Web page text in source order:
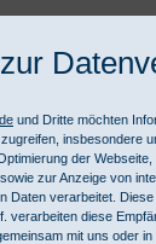
Lichtfeld in
Dioptrien, USB
und Dritte möchten
insbesondere
der
zur Anzeige von
Daten verarbeitet.
verarbeiten diese
mit uns oder in